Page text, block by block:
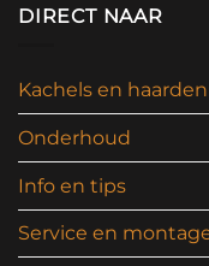
DIRECT NAAR
Kachels en haarden
Onderhoud
Info en tips
Service en